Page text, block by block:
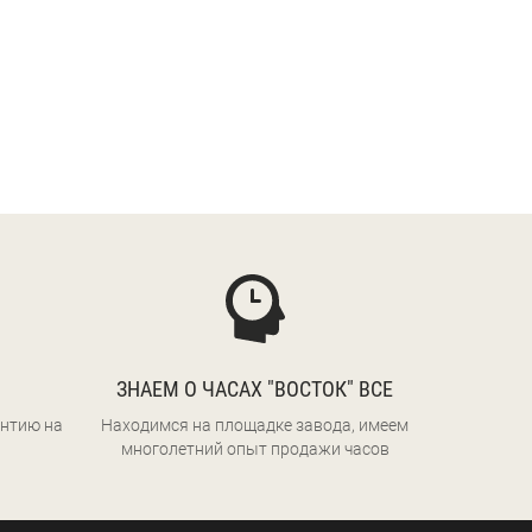
на
ЗНАЕМ О ЧАСАХ "ВОСТОК" ВСЕ
Находимся на площадке завода, имеем
многолетний опыт продажи часов